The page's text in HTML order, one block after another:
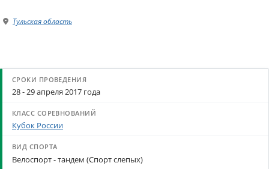
Тульская область
28 - 29 апреля 2017 года
Кубок России
Велоспорт - тандем (Спорт слепых)